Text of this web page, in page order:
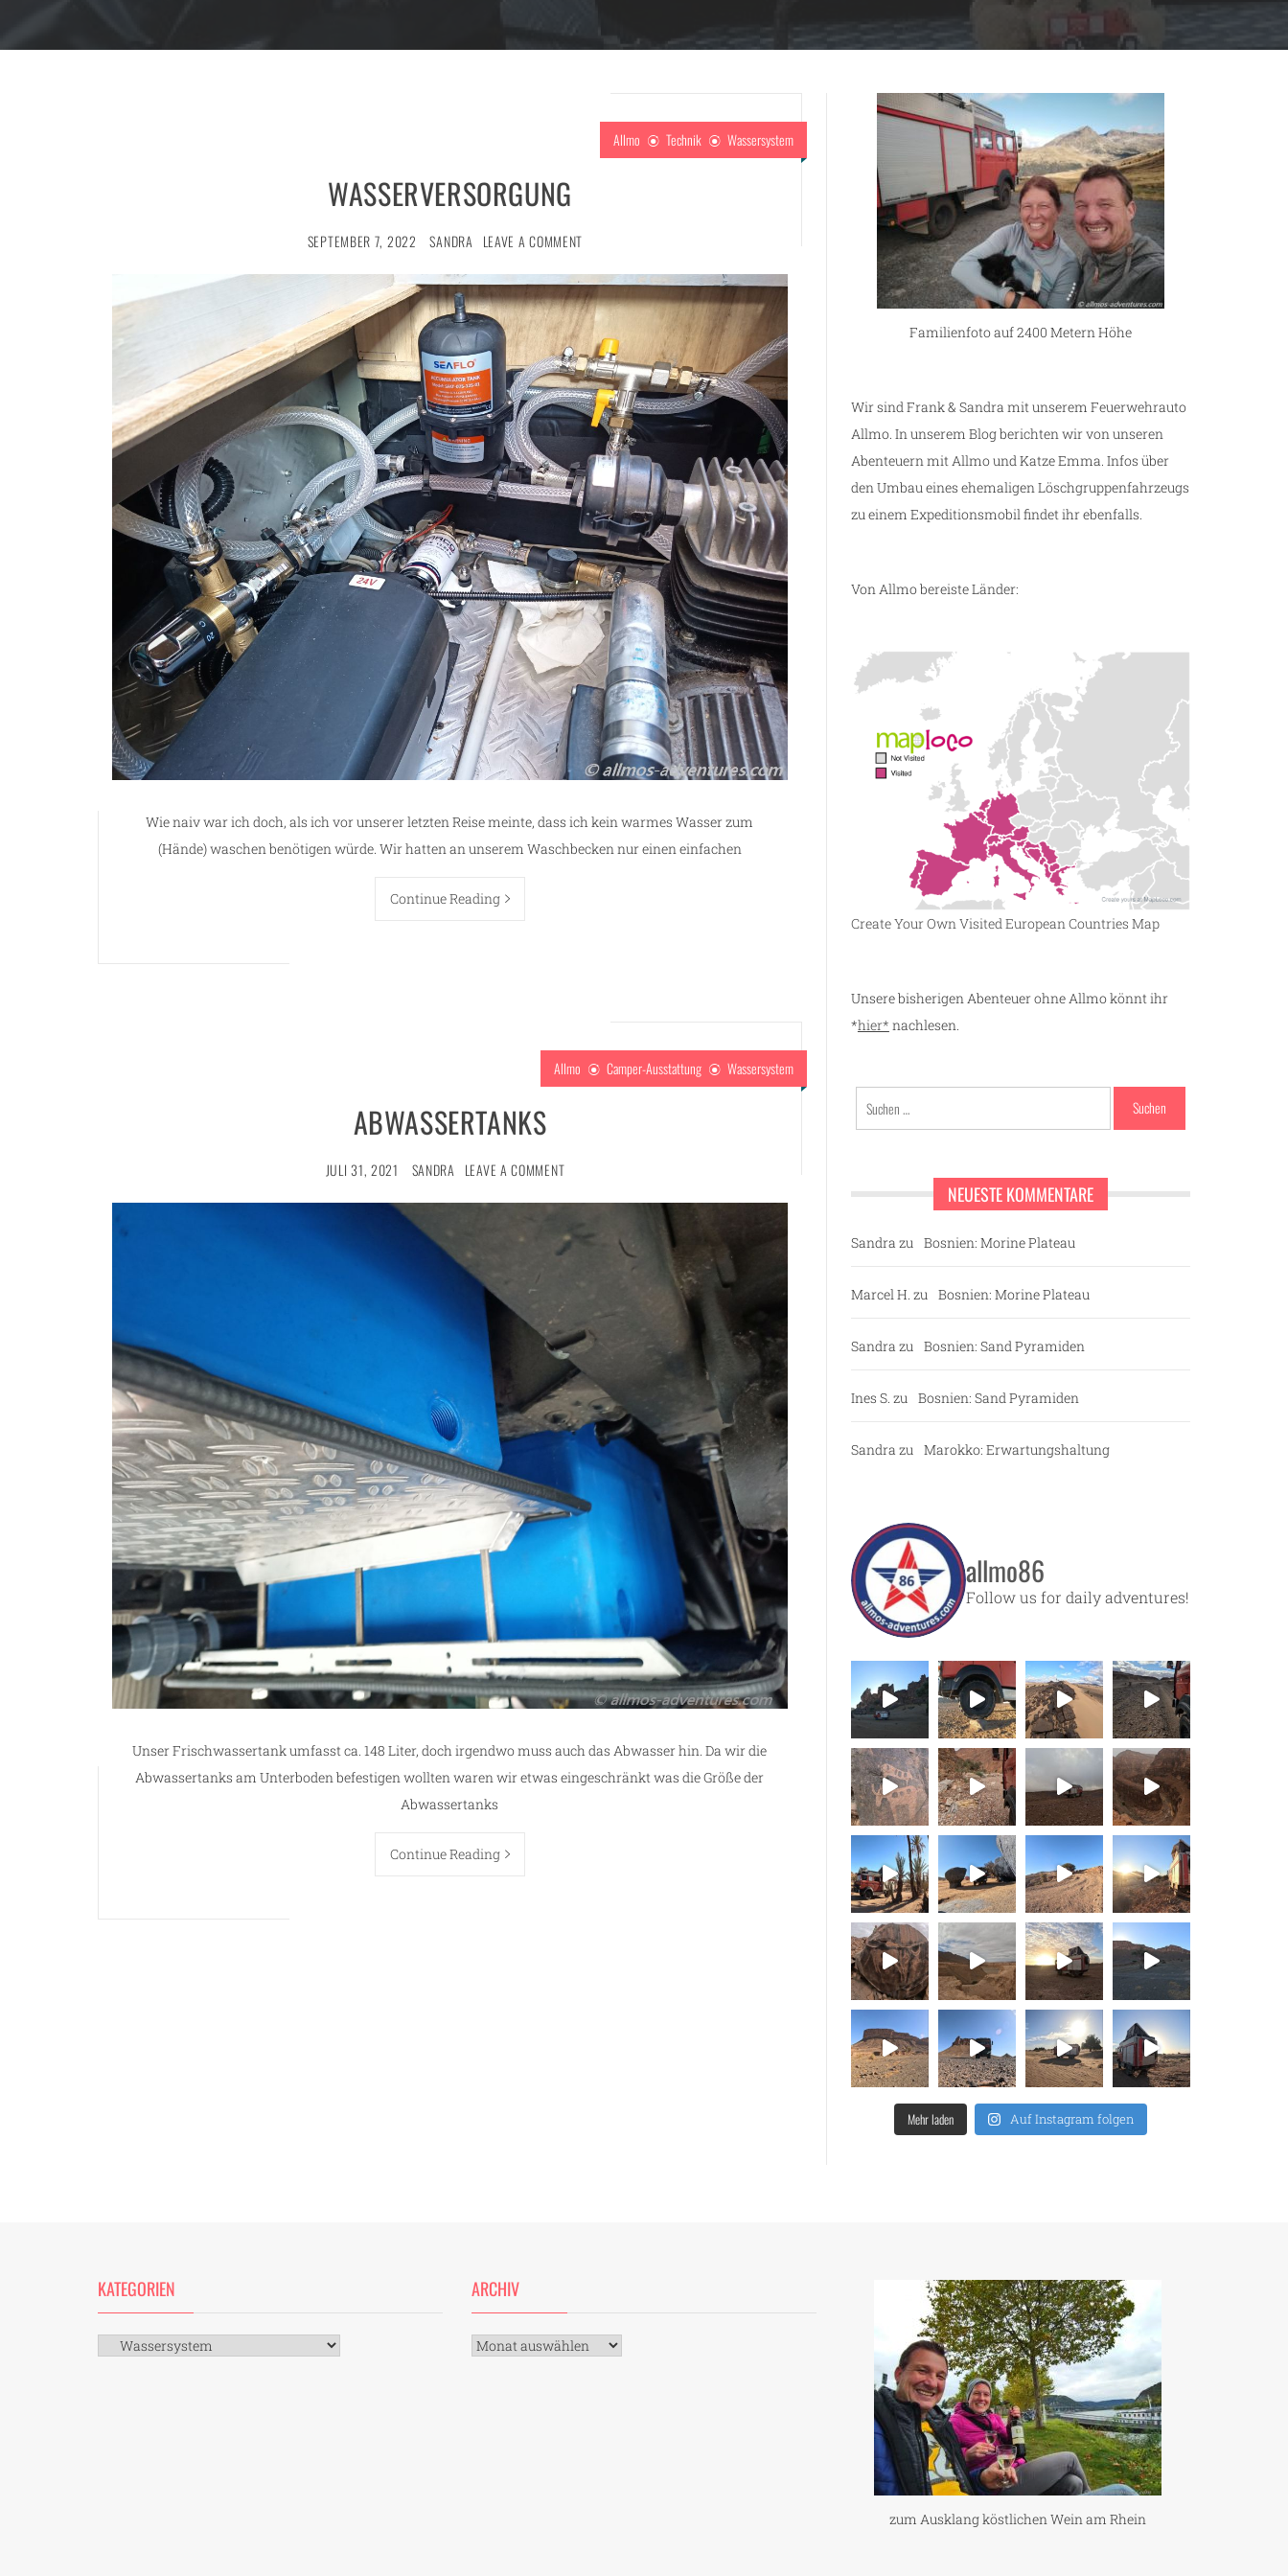
Allmo Technik Wassersystem
WASSERVERSORGUNG
SEPTEMBER 7, 2022 SANDRA LEAVE A COMMENT
Wie naiv war ich doch, als ich vor unserer letzten Reise meinte, dass ich kein warmes Wasser zum
(Hände) waschen benötigen würde. Wir hatten an unserem Waschbecken nur einen einfachen
Continue Reading
Allmo Camper-Ausstattung Wassersystem
ABWASSERTANKS
JULI 31, 2021 SANDRA LEAVE A COMMENT
Unser Frischwassertank umfasst ca. 148 Liter, doch irgendwo muss auch das Abwasser hin. Da wir die
Abwassertanks am Unterboden befestigen wollten waren wir etwas eingeschränkt was die Größe der
Abwassertanks
Continue Reading
Familienfoto auf 2400 Metern Höhe
Wir sind Frank & Sandra mit unserem Feuerwehrauto
Allmo. In unserem Blog berichten wir von unseren
Abenteuern mit Allmo und Katze Emma. Infos über
den Umbau eines ehemaligen Löschgruppenfahrzeugs
zu einem Expeditionsmobil findet ihr ebenfalls.
Von Allmo bereiste Länder:
Create Your Own Visited European Countries Map
Unsere bisherigen Abenteuer ohne Allmo könnt ihr
*hier* nachlesen.
Suchen
nach:
NEUESTE KOMMENTARE
Sandra zu Bosnien: Morine Plateau
Marcel H. zu Bosnien: Morine Plateau
Sandra zu Bosnien: Sand Pyramiden
Ines S. zu Bosnien: Sand Pyramiden
Sandra zu Marokko: Erwartungshaltung
allmo86
Follow us for daily adventures!
Mehr laden Auf Instagram folgen
KATEGORIEN
Kategorien
ARCHIV
Archiv
zum Ausklang köstlichen Wein am Rhein